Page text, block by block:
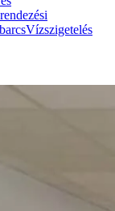
Vízszigetelés